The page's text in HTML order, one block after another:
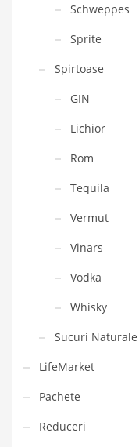
Schweppes
Sprite
Spirtoase
GIN
Lichior
Rom
Tequila
Vermut
Vinars
Vodka
Whisky
Sucuri Naturale
LifeMarket
Pachete
Reduceri